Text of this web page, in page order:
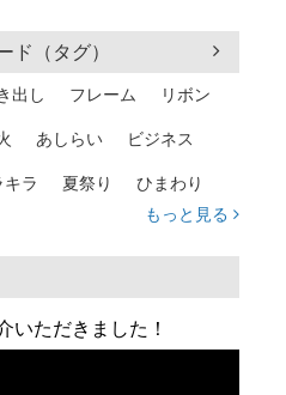
ド（タグ）
出し フレーム リボン
あしらい ビジネス
キラ 夏祭り ひまわり
熱中症
もっと見る
いただきました！